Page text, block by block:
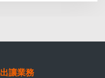
出讓業務